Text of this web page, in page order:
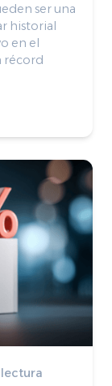
ser una
historial
en el
récord